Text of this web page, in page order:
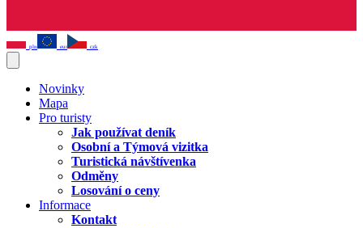
pln eur czk
Novinky
Mapa
Pro turisty
Jak používat deník
Osobní a Týmová vizitka
Turistická návštívenka
Odměny
Losování o ceny
Informace
Kontakt